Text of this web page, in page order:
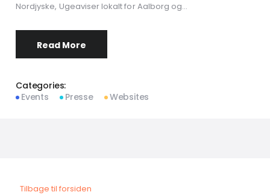
Nordjyske, Ugeaviser lokalt for Aalborg og…
Read More
Categories:
Events
Presse Websites
Tilbage til forsiden